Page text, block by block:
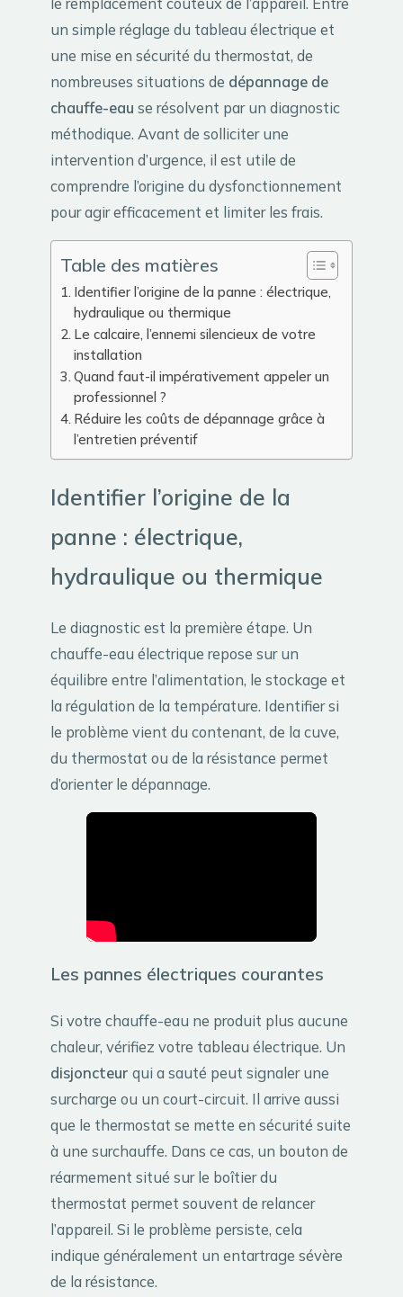
un simple réglage du tableau électrique et
une mise en sécurité du thermostat, de
nombreuses situations de dépannage de
chauffe-eau se résolvent par un diagnostic
méthodique. Avant de solliciter une
intervention d’urgence, il est utile de
comprendre l’origine du dysfonctionnement
pour agir efficacement et limiter les frais.
Table des matières
Identifier l’origine de la panne : électrique,
hydraulique ou thermique
Le calcaire, l’ennemi silencieux de votre
installation
Quand faut-il impérativement appeler un
professionnel ?
Réduire les coûts de dépannage grâce à
l’entretien préventif
Identifier l’origine de la
panne : électrique,
hydraulique ou thermique
Le diagnostic est la première étape. Un
chauffe-eau électrique repose sur un
équilibre entre l’alimentation, le stockage et
la régulation de la température. Identifier si
le problème vient du contenant, de la cuve,
du thermostat ou de la résistance permet
d’orienter le dépannage.
Les pannes électriques courantes
Si votre chauffe-eau ne produit plus aucune
chaleur, vérifiez votre tableau électrique. Un
disjoncteur qui a sauté peut signaler une
surcharge ou un court-circuit. Il arrive aussi
que le thermostat se mette en sécurité suite
à une surchauffe. Dans ce cas, un bouton de
réarmement situé sur le boîtier du
thermostat permet souvent de relancer
l’appareil. Si le problème persiste, cela
indique généralement un entartrage sévère
de la résistance.